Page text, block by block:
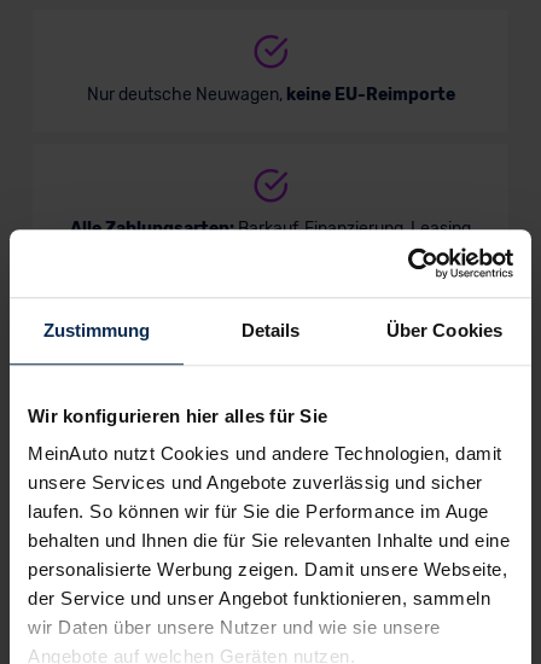
Zustimmung Details Über Cookies
Wir konfigurieren hier alles für Sie
MeinAuto nutzt Cookies und andere Technologien, damit
unsere Services und Angebote zuverlässig und sicher
laufen. So können wir für Sie die Performance im Auge
behalten und Ihnen die für Sie relevanten Inhalte und eine
personalisierte Werbung zeigen. Damit unsere Webseite,
der Service und unser Angebot funktionieren, sammeln
wir Daten über unsere Nutzer und wie sie unsere
Angebote auf welchen Geräten nutzen.
Nur deutsche Neuwagen, keine EU-Reimporte
Alle Zahlungsarten:Barkauf, Finanzierung, Leasing
Keine Kosten:
Wir sind stolz auf eine hohe
Kundenzufriedenheit!
MeinAuto.de hat langjährige Erfahrungen auf dem
Neuwagenmarkt in Deutschland. Unsere Kunden haben
dadurch ihr Wunschauto zum Top-Rabatt erhalten und